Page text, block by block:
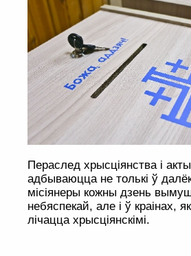
Пераслед хрысціянства і
адбываюцца не толькі ў
місіянеры кожны дзень
небяспекай, але і ў краінах,
лічацца хрысціянскімі.